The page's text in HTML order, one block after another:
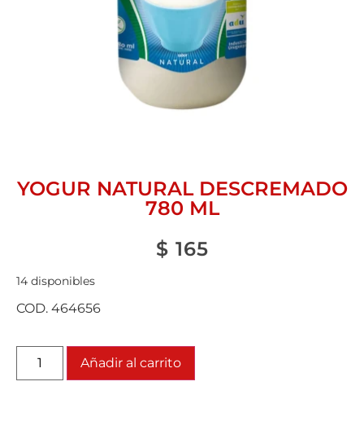
YOGUR NATURAL DESCREMADO
780 ML
$ 165
14 disponibles
COD. 464656
Añadir al carrito